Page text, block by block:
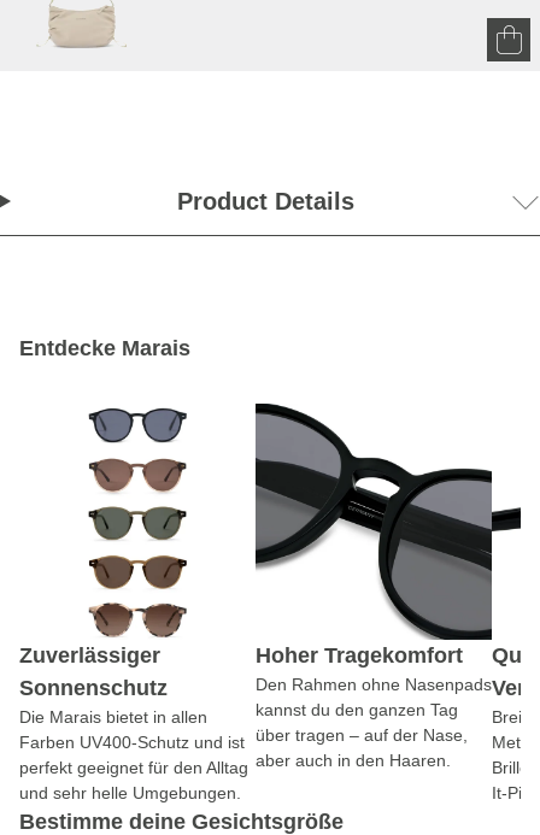
Product Details
Entdecke Marais
Zuverlässiger
Sonnenschutz
Die Marais bietet in allen
Farben UV400-Schutz und ist
perfekt geeignet für den Alltag
und sehr helle Umgebungen.
Hoher Tragekomfort
Den Rahmen ohne Nasenpads
kannst du den ganzen Tag
über tragen – auf der Nase,
aber auch in den Haaren.
Brille
It-
Bestimme deine Gesichtsgröße